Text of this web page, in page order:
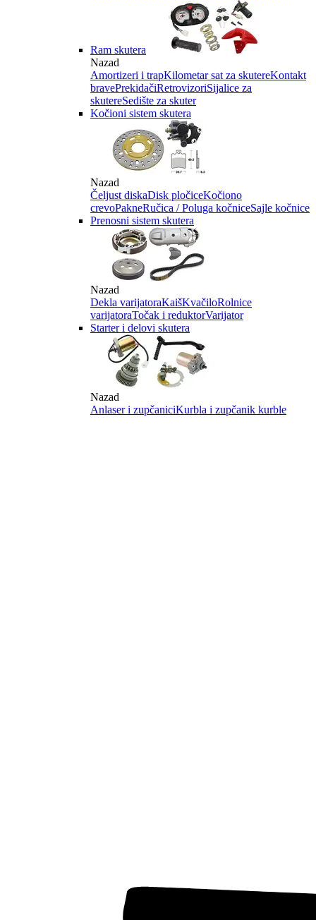
Ram skutera
Nazad
Amortizeri i trapKilometar sat za skutereKontakt
bravePrekidačiRetrovizoriSijalice za
skutereSedište za skuter
Kočioni sistem skutera
Nazad
Čeljust diskaDisk pločiceKočiono
crevoPakneRučica / Poluga kočniceSajle kočnice
Prenosni sistem skutera
Nazad
Dekla varijatoraKaišKvačiloRolnice
varijatoraTočak i reduktorVarijator
Starter i delovi skutera
Nazad
Anlaser i zupčaniciKurbla i zupčanik kurble